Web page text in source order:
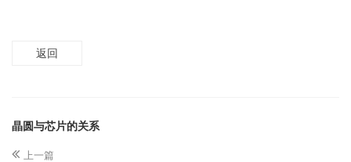
返回
晶圆与芯片的关系
上一篇